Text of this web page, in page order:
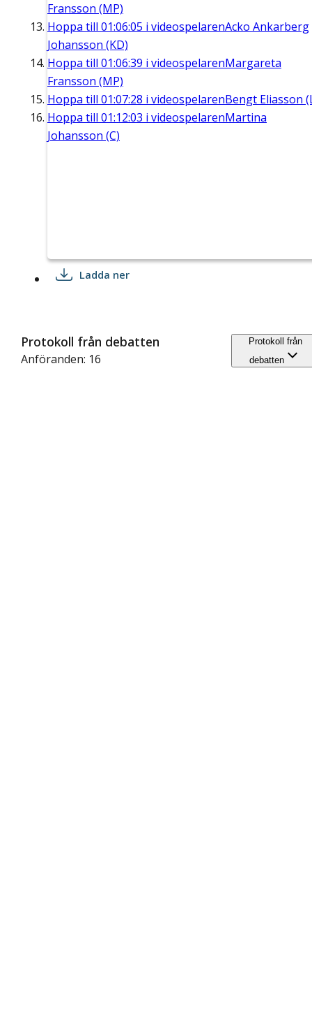
Fransson (MP)
Hoppa till 01:06:05 i videospelarenAcko Ankarberg
Johansson (KD)
Hoppa till 01:06:39 i videospelarenMargareta
Fransson (MP)
Hoppa till 01:07:28 i videospelarenBengt Eliasson
Hoppa till 01:12:03 i videospelarenMartina
Johansson (C)
Ladda ner
Protokoll från debatten
Anföranden: 16
Protokoll från
debatten